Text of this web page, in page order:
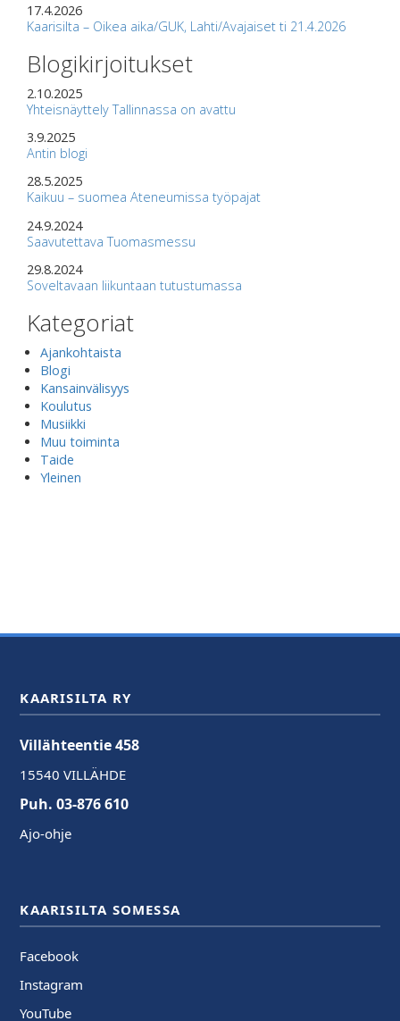
17.4.2026
Kaarisilta – Oikea aika/GUK, Lahti/Avajaiset ti 21.4.2026
Blogikirjoitukset
2.10.2025
Yhteisnäyttely Tallinnassa on avattu
3.9.2025
Antin blogi
28.5.2025
Kaikuu – suomea Ateneumissa työpajat
24.9.2024
Saavutettava Tuomasmessu
29.8.2024
Soveltavaan liikuntaan tutustumassa
Kategoriat
Ajankohtaista
Blogi
Kansainvälisyys
Koulutus
Musiikki
Muu toiminta
Taide
Yleinen
KAARISILTA RY
Villähteentie 458
15540 VILLÄHDE
Puh. 03-876 610
Ajo-ohje
KAARISILTA SOMESSA
Facebook
Instagram
YouTube